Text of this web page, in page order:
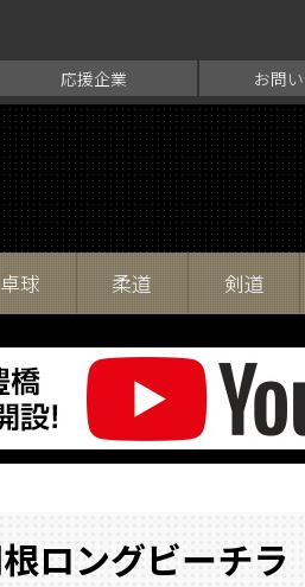
応援企業 お問
卓球 柔道 剣道
ロングビーチラ